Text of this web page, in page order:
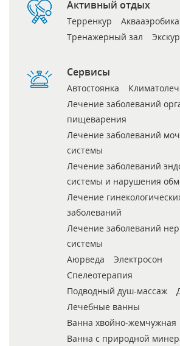
Активный отдых
Терренкур
Аквааэробика
Тренажерный зал
Сервисы
Автостоянка
Лечение заболеваний
пищеварения
Лечение заболеваний
системы
Лечение заболеваний
системы и нарушения
Лечение
заболеваний
Лечение заболеваний
системы
Аюрведа
Электросон
Спелеотерапия
Подводный душ-массаж
Лечебные ванны
Ванна хвойно-жемчужная
Ванна с природной